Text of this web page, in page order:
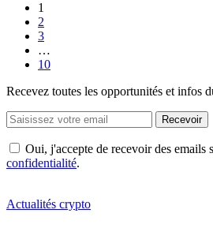
1
2
3
…
10
Recevez toutes les opportunités et infos
Recevoir
Oui, j'accepte de recevoir des emails
confidentialité.
Actualités crypto